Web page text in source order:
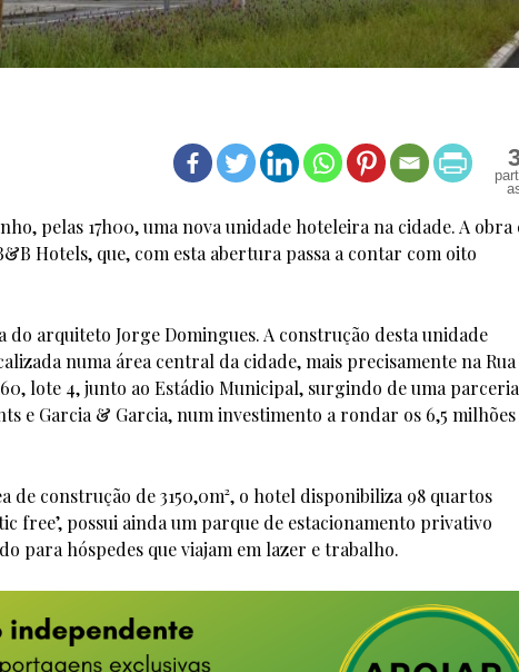
pelas 17h00, uma nova unidade hoteleira na cidade. A obra
Hotels, que, com esta abertura passa a contar com oito
do arquiteto Jorge Domingues. A construção desta unidade
numa área central da cidade, mais precisamente na Rua
lote 4, junto ao Estádio Municipal, surgindo de uma parceria
e Garcia & Garcia, num investimento a rondar os 6,5 milhões
de construção de 3150,0m², o hotel disponibiliza 98 quartos
free’, possui ainda um parque de estacionamento privativo
para hóspedes que viajam em lazer e trabalho.